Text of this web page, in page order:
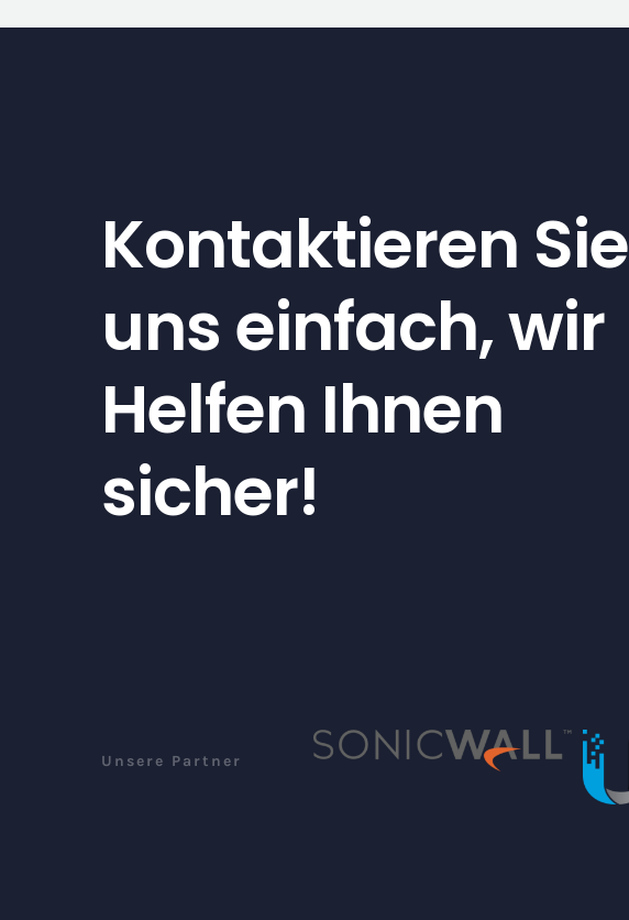
Kontaktieren Sie
uns einfach, wir
Helfen Ihnen
sicher!
Unsere Partner